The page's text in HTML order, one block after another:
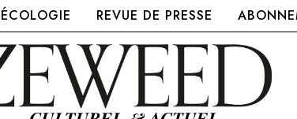
ÉCOLOGIE REVUE DE PRESSE